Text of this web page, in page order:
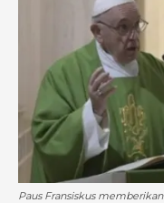
Paus Fransiskus